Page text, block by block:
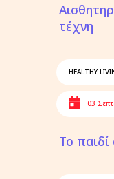
τέχνη
HEALTHY
03
Το